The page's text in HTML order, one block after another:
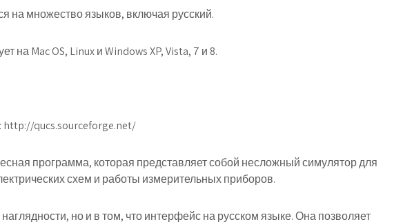
на множество языков, включая русский.
на Mac OS, Linux и Windows XP, Vista, 7 и 8.
qucs.sourceforge.net/
программа, которая представляет собой несложный симулятор для
схем и работы измерительных приборов.
наглядности, но и в том, что интерфейс на русском языке. Она позволяет